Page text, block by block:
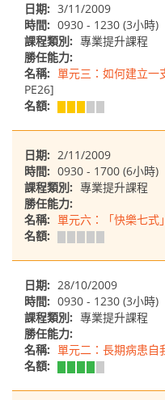
日期: 3/11/2009
時間: 0930 - 1230 (3小時)
課程類別: 專業提升課程
勝任能力:
名稱: 單元三：如何建立一
PE26]
名額:
日期: 2/11/2009
時間: 0930 - 1700 (6小時)
課程類別: 專業提升課程
勝任能力:
名稱: 單元六：「快樂七式
名額:
日期: 28/10/2009
時間: 0930 - 1230 (3小時)
課程類別: 專業提升課程
勝任能力:
名稱: 單元二：長期病患自
名額: